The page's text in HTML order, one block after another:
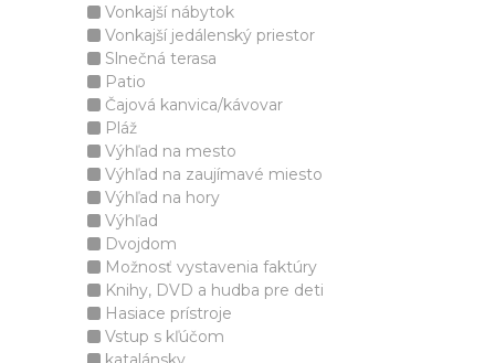
Vonkajší nábytok
Vonkajší jedálenský priestor
Slnečná terasa
Patio
Čajová kanvica/kávovar
Pláž
Výhľad na mesto
Výhľad na zaujímavé miesto
Výhľad na hory
Výhľad
Dvojdom
Možnosť vystavenia faktúry
Knihy, DVD a hudba pre deti
Hasiace prístroje
Vstup s kľúčom